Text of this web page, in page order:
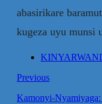
abasirikare
kugeza uyu munsi
Previous
Kamonyi-Nyamiyaga: